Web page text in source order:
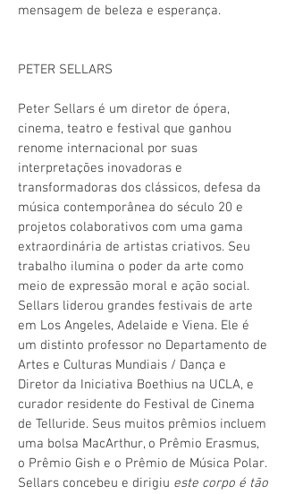
mensagem de beleza e esperança.
PETER SELLARS
Peter Sellars é um diretor de ópera,
cinema, teatro e festival que ganhou
renome internacional por suas
interpretações inovadoras e
transformadoras dos clássicos, defesa da
música contemporânea do século 20 e
projetos colaborativos com uma gama
extraordinária de artistas criativos. Seu
trabalho ilumina o poder da arte como
meio de expressão moral e ação social.
Sellars liderou grandes festivais de arte
em Los Angeles, Adelaide e Viena. Ele é
um distinto professor no Departamento de
Artes e Culturas Mundiais / Dança e
Diretor da Iniciativa Boethius na UCLA, e
curador residente do Festival de Cinema
de Telluride. Seus muitos prêmios incluem
uma bolsa MacArthur, o Prêmio Erasmus,
o Prêmio Gish e o Prêmio de Música Polar.
Sellars concebeu e dirigiu este corpo é tão